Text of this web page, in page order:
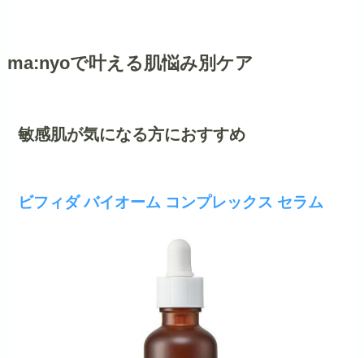
ma:nyoで叶える肌悩み別ケア
敏感肌が気になる方におすすめ
ビフィダ バイオーム コンプレックス セラム